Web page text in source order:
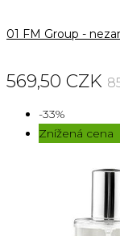
01 FM Group -
569,50 CZK
-33%
Znížená cena